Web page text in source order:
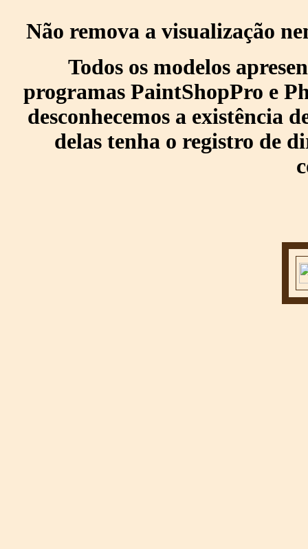
Não remova a visualização
Todos os modelos
programas PaintShopPro e
desconhecemos a existência
delas tenha o registro de